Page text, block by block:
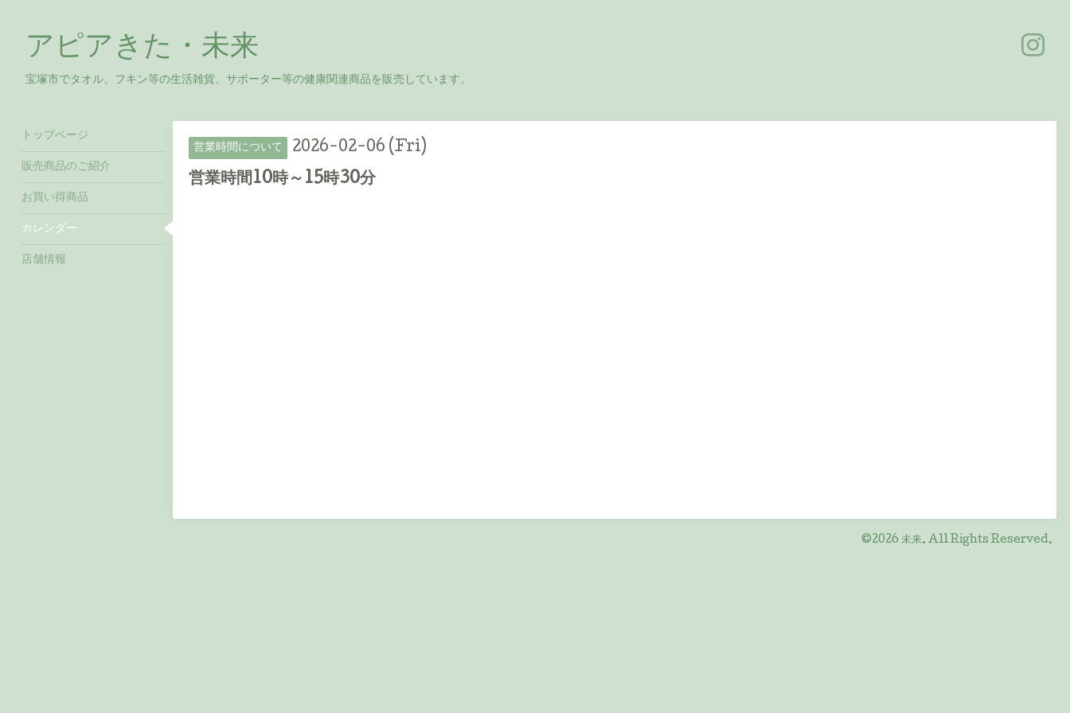
アピアきた・未来
宝塚市でタオル、フキン等の生活雑貨、サポーター等の健康関連商品を販売しています。
営業時間について 2026-02-06 (Fri)
営業時間10時～15時30分
©2026 未来. All Rights Reserved.
トップページ
販売商品のご紹介
お買い得商品
カレンダー
店舗情報